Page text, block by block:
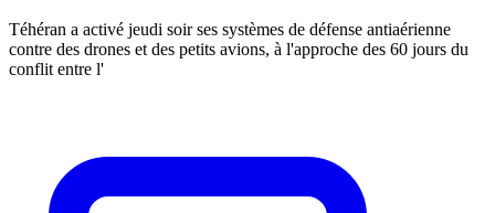
Téhéran a activé jeudi soir ses systèmes de défense antiaérienne
contre des drones et des petits avions, à l'approche des 60 jours du
conflit entre l'